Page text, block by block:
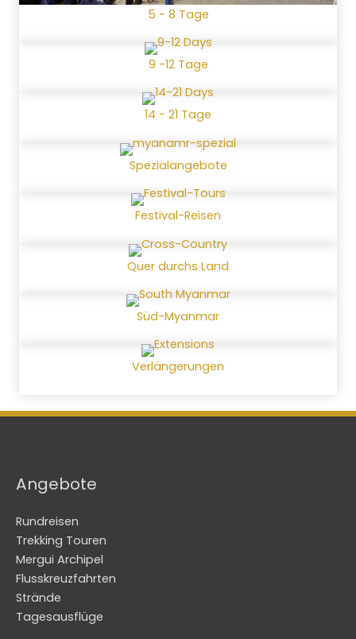
5 - 8 Tage
9 -12 Tage
14 - 21 Tage
Spezialangebote
Festival-Reisen
Quer durchs Land
Süd-Myanmar
Verlängerungen
Angebote
Rundreisen
Trekking Touren
Mergui Archipel
Flusskreuzfahrten
Strände
Tagesausflüge